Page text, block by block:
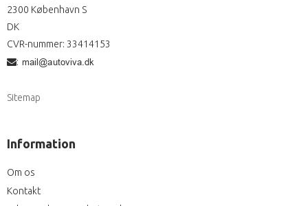
2300 København S
DK
CVR-nummer: 33414153
:
Sitemap
Information
Om os
Kontakt